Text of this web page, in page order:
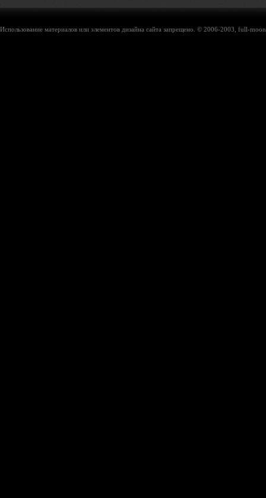
Использование материалов или элементов дизайна сайта запрещено. © 2006-2003, full-